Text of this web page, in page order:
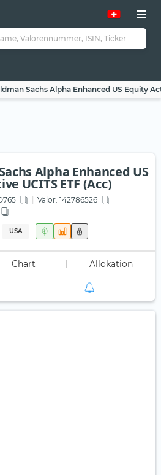
Sachs Alpha Enhanced US Equity
Alpha Enhanced US
UCITS ETF (Acc)
Valor: 142786526
USA
Chart Allokation